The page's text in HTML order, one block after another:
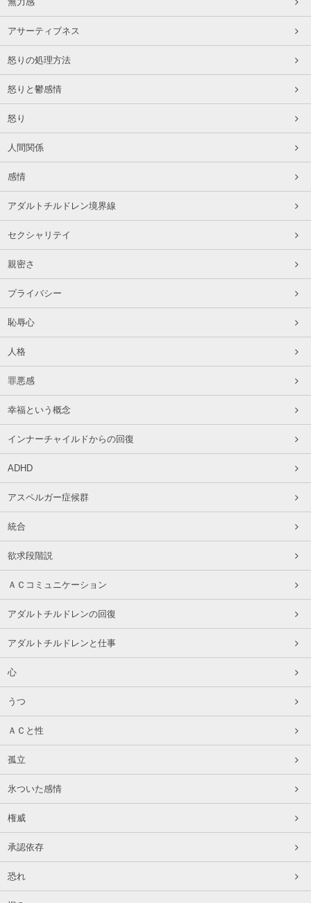
アサーティブネス
怒りの処理方法
怒りと鬱感情
怒り
人間関係
感情
アダルトチルドレン境界線
セクシャリテイ
親密さ
プライバシー
恥辱心
人格
罪悪感
幸福という概念
インナーチャイルドからの回復
ADHD
アスペルガー症候群
統合
欲求段階説
ＡＣコミュニケーション
アダルトチルドレンの回復
アダルトチルドレンと仕事
心
うつ
ＡＣと性
孤立
氷ついた感情
権威
承認依存
恐れ